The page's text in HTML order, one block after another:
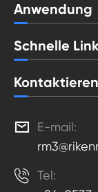
Anwendung
Schnelle

E-mail:
 Tel: